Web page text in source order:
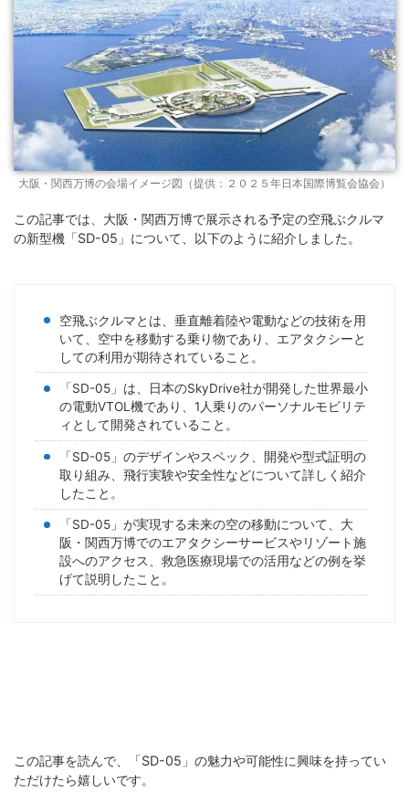
大阪・関西万博の会場イメージ図（提供：２０２５年日本国際博覧会協会）
この記事では、大阪・関西万博で展示される予定の空飛ぶクルマ
の新型機「SD-05」について、以下のように紹介しました。
空飛ぶクルマとは、垂直離着陸や電動などの技術を用
いて、空中を移動する乗り物であり、エアタクシーと
しての利用が期待されていること。
「SD-05」は、日本のSkyDrive社が開発した世界最小
の電動VTOL機であり、1人乗りのパーソナルモビリテ
ィとして開発されていること。
「SD-05」のデザインやスペック、開発や型式証明の
取り組み、飛行実験や安全性などについて詳しく紹介
したこと。
「SD-05」が実現する未来の空の移動について、大
阪・関西万博でのエアタクシーサービスやリゾート施
設へのアクセス、救急医療現場での活用などの例を挙
げて説明したこと。
この記事を読んで、「SD-05」の魅力や可能性に興味を持ってい
ただけたら嬉しいです。